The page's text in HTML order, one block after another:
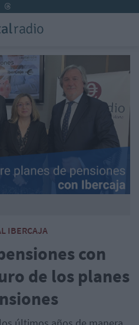
IBERCAJA
con
de los planes